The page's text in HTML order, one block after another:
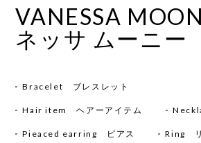
VANESSA
ネッサ ムーニー
Bracelet ブレスレット
Hair item ヘアーアイテム
Pieaced earring ピアス Ring